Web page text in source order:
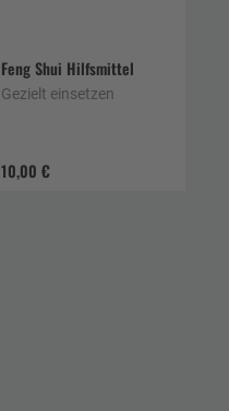
Feng Shui Hilfsmittel
10,00 €
Gezielt einsetzen